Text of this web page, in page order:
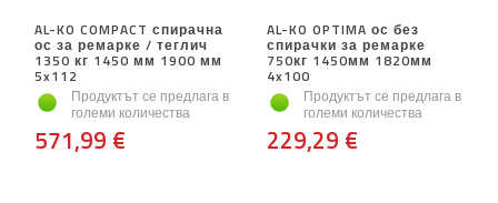
AL-KO COMPACT спирачна
ос за ремарке / теглич
1350 кг 1450 мм 1900 мм
5x112
Продуктът се предлага в
големи количества
571,99 €
AL-KO OPTIMA ос без
спирачки за ремарке
750кг 1450мм 1820мм
4x100
Продуктът се предлага в
големи количества
229,29 €